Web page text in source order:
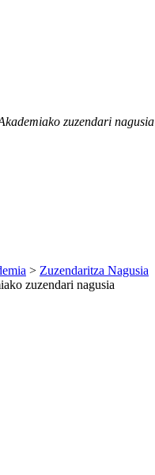
zuzendari nagusia
> Zuzendaritza Nagusia
zuzendari nagusia